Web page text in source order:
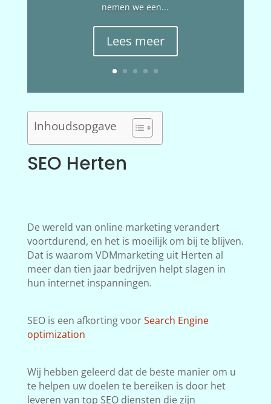
nemen we een...
Lees meer
Inhoudsopgave
SEO Herten
De wereld van online marketing verandert
voortdurend, en het is moeilijk om bij te blijven.
Dat is waarom VDMmarketing uit Herten al
meer dan tien jaar bedrijven helpt slagen in
hun internet inspanningen.
SEO is een afkorting voorSearch Engine
optimization
Wij hebben geleerd dat de beste manier om u
te helpen uw doelen te bereiken is door het
leveren van top SEO diensten die zijn